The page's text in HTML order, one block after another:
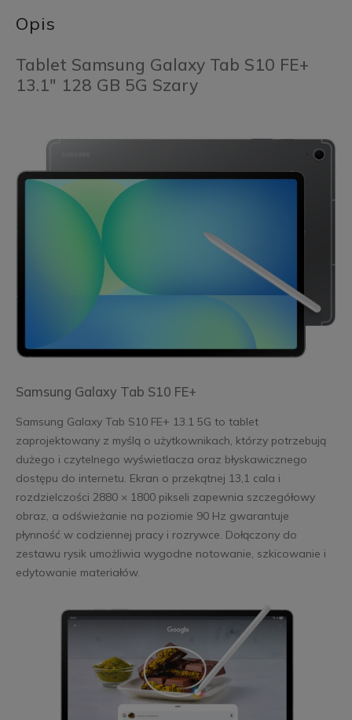
Opis
Tablet Samsung Galaxy Tab S10 FE+
13.1" 128 GB 5G Szary
Samsung Galaxy Tab S10 FE+
Samsung Galaxy Tab S10 FE+ 13.1 5G to tablet
zaprojektowany z myślą o użytkownikach, którzy potrzebują
dużego i czytelnego wyświetlacza oraz błyskawicznego
dostępu do internetu. Ekran o przekątnej 13,1 cala i
rozdzielczości 2880 × 1800 pikseli zapewnia szczegółowy
obraz, a odświeżanie na poziomie 90 Hz gwarantuje
płynność w codziennej pracy i rozrywce. Dołączony do
zestawu rysik umożliwia wygodne notowanie, szkicowanie i
edytowanie materiałów.